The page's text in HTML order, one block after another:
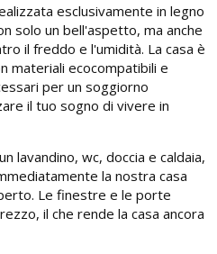
esclusivamente in legno
solo un bell'aspetto, ma anche
il freddo e l'umidità. La casa è
materiali ecocompatibili e
per un soggiorno
il tuo sogno di vivere in
lavandino, wc, doccia e caldaia,
la nostra casa
Le finestre e le porte
il che rende la casa ancora